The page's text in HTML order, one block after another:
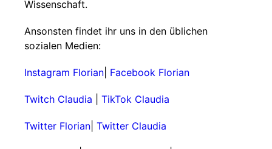
Wissenschaft.
Ansonsten findet ihr uns in den üblichen
sozialen Medien:
Instagram Florian Facebook Florian
Twitch Claudia TikTok Claudia
Twitter Florian Twitter Claudia